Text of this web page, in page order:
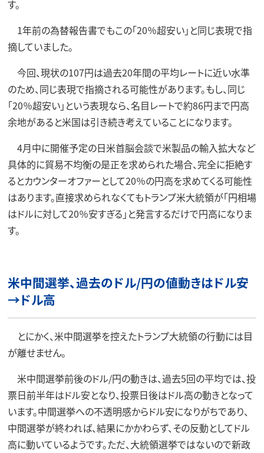
す。
1年前の為替報告書でもこの「20％超安い」と同じ表現で指
摘していました。
今回、現状の107円は過去20年間の平均レートに近い水準
のため、同じ表現で指摘される可能性があります。もし、同じ
「20％超安い」という表現なら、名目レートで約86円まで円高
余地があると米国は引き続き考えていることになります。
4月中に開催予定の日米首脳会談で米製品の輸入拡大など
具体的に貿易不均衡の是正を求められた場合、完全に拒絶す
るとカウンターオファーとして20％の円高を求めてくる可能性
はあります。直接求められなくてもトランプ米大統領が「円相場
はドルに対して20％安すぎる」と発言するだけで円高になりま
す。
米中間選挙、過去のドル/円の値動きはドル安
→ドル高
とにかく、米中間選挙を控えたトランプ大統領の行動には目
が離せません。
米中間選挙前後のドル/円の動きは、過去5回の平均では、投
票日前半年はドル安となり、投票日後はドル高の動きとなって
います。中間選挙への不透明感からドル安になりがちであり、
中間選挙が終われば、結果にかかわらず、その反動としてドル
高に動いているようです。ただ、大統領選挙ではないので新政